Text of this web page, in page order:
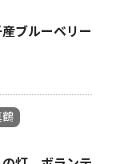
ブルーベリー
鶴